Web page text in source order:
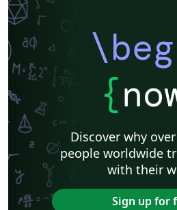
{
Discover why
people worldwide
with their
Sign up for